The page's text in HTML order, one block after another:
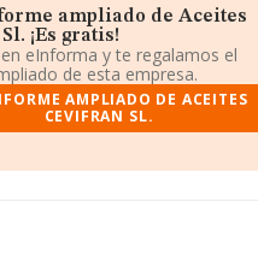
las activ. La empresa es una
su actividad CNAE como
código 1043. No realiza
exportación.
ha crecido un 100% y
datos disponibles en
de sector.
ampliado de Aceites
¡Es gratis!
eInforma y te regalamos el
de esta empresa.
AMPLIADO DE ACEITES
CEVIFRAN SL.